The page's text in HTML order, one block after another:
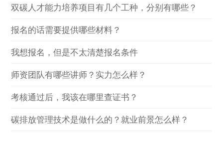
双碳人才能力培养项目有几个工种，分别有哪些？
报名的话需要提供哪些材料？
我想报名，但是不太清楚报名条件
师资团队有哪些讲师？实力怎么样？
考核通过后，我该在哪里查证书？
碳排放管理技术是做什么的？就业前景怎么样？